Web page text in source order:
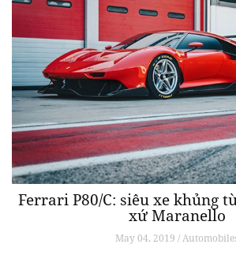
Ferrari P80/C: siêu xe khủng
xứ Maranello
May 04, 2019 /